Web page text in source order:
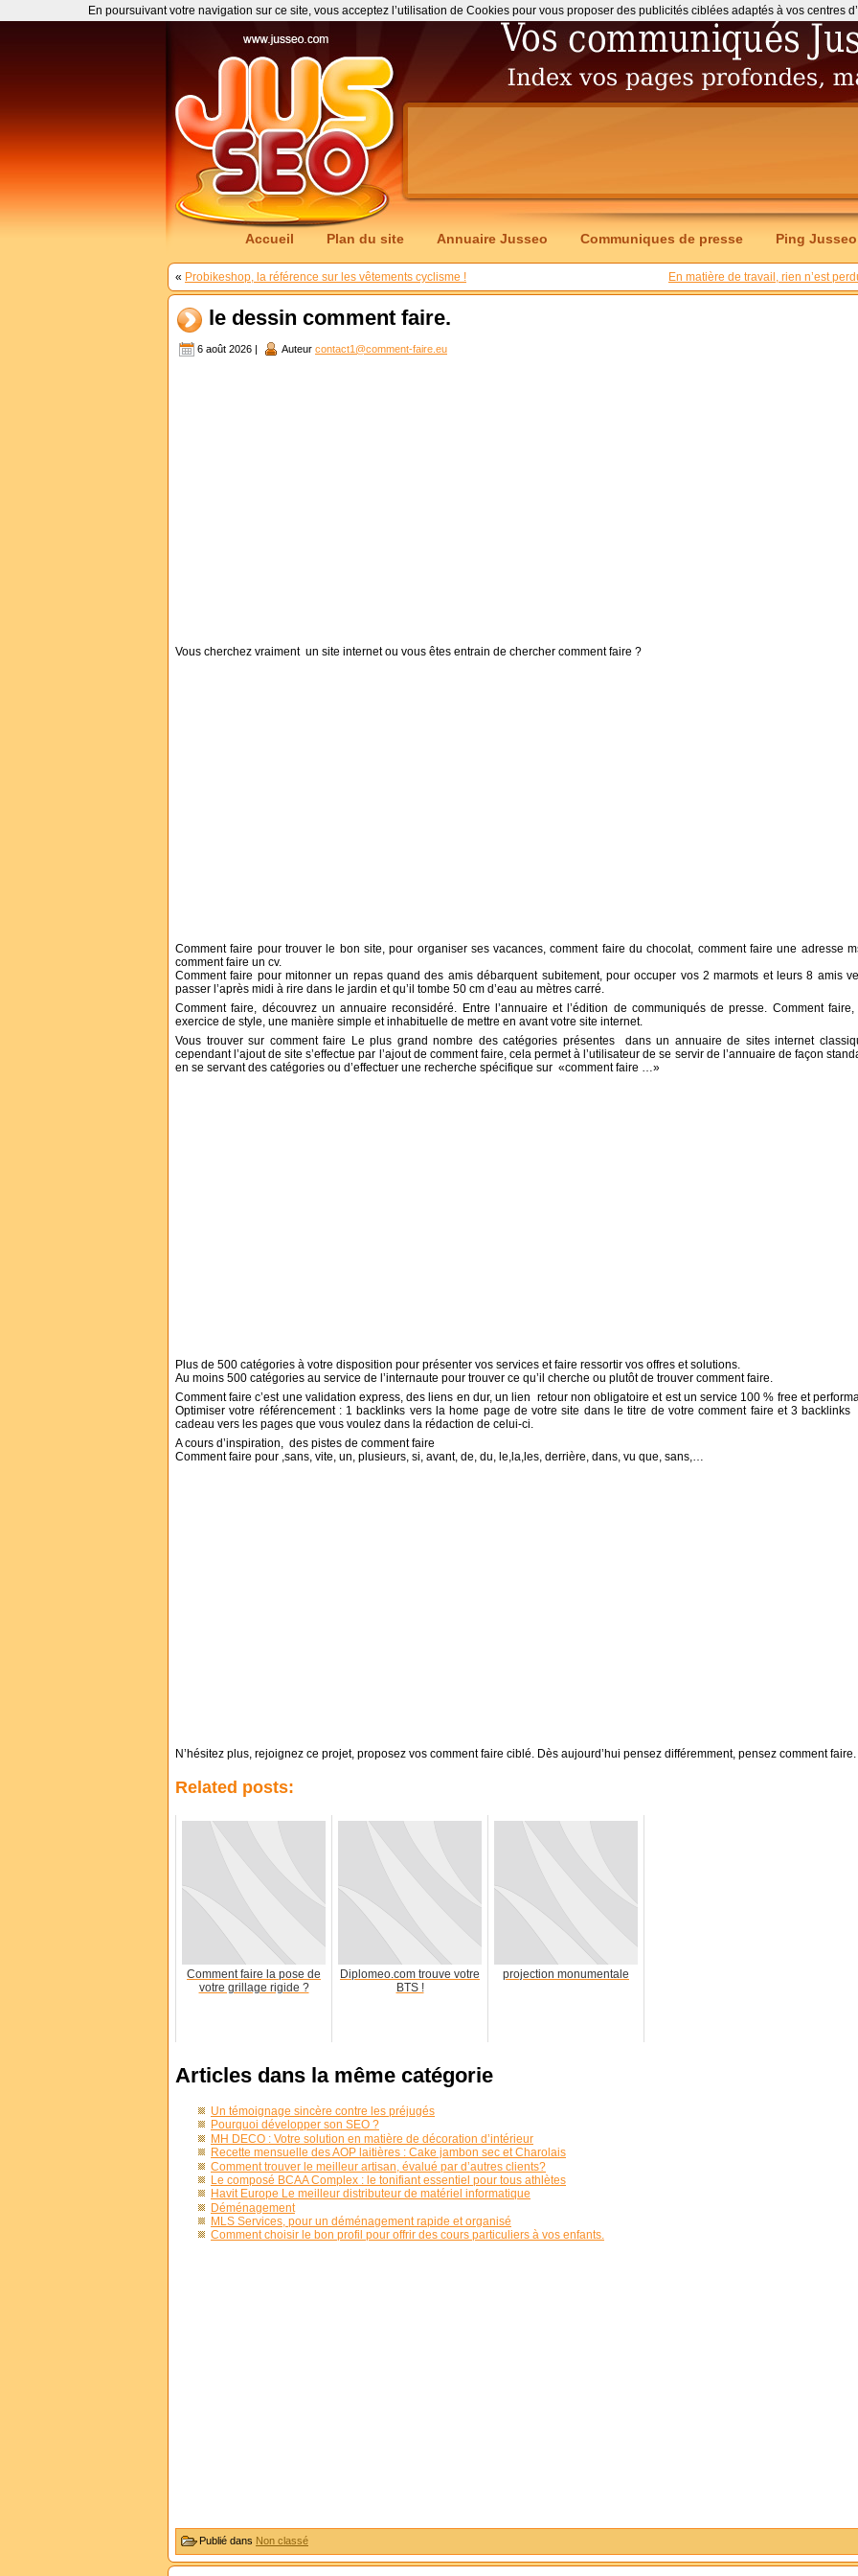
Accueil Plan du site Annuaire Jusseo Communiques de presse Ping Jusseo
« Probikeshop, la référence sur les vêtements cyclisme ! En matière de travail, rien n’est
le dessin comment faire.
6 août 2026 | Auteur contact1@comment-faire.eu
Vous cherchez vraiment un site internet ou vous êtes entrain de chercher comment faire ?
Comment faire pour trouver le bon site, pour organiser ses vacances, comment faire du chocolat, comment faire une adresse
comment faire un cv.
Comment faire pour mitonner un repas quand des amis débarquent subitement, pour occuper vos 2 marmots et leurs 8 amis
passer l’après midi à rire dans le jardin et qu’il tombe 50 cm d’eau au mètres carré.
Comment faire, découvrez un annuaire reconsidéré. Entre l’annuaire et l’édition de communiqués de presse. Comment faire,
exercice de style, une manière simple et inhabituelle de mettre en avant votre site internet.
Vous trouver sur comment faire Le plus grand nombre des catégories présentes dans un annuaire de sites internet
cependant l’ajout de site s’effectue par l’ajout de comment faire, cela permet à l’utilisateur de se servir de l’annuaire de façon
en se servant des catégories ou d’effectuer une recherche spécifique sur «comment faire …»
Plus de 500 catégories à votre disposition pour présenter vos services et faire ressortir vos offres et solutions.
Au moins 500 catégories au service de l’internaute pour trouver ce qu’il cherche ou plutôt de trouver comment faire.
Comment faire c’est une validation express, des liens en dur, un lien retour non obligatoire et est un service 100 % free et
Optimiser votre référencement : 1 backlinks vers la home page de votre site dans le titre de votre comment faire et 3 backlinks
cadeau vers les pages que vous voulez dans la rédaction de celui-ci.
A cours d’inspiration, des pistes de comment faire
Comment faire pour ,sans, vite, un, plusieurs, si, avant, de, du, le,la,les, derrière, dans, vu que, sans,…
N’hésitez plus, rejoignez ce projet, proposez vos comment faire ciblé. Dès aujourd’hui pensez différemment, pensez comment faire.
Related posts:
Comment faire la pose de
votre grillage rigide ?
Diplomeo.com trouve votre
BTS !
projection monumentale
Articles dans la même catégorie
Un témoignage sincère contre les préjugés
Pourquoi développer son SEO ?
MH DECO : Votre solution en matière de décoration d’intérieur
Recette mensuelle des AOP laitières : Cake jambon sec et Charolais
Comment trouver le meilleur artisan, évalué par d’autres clients?
Le composé BCAA Complex : le tonifiant essentiel pour tous athlètes
Havit Europe Le meilleur distributeur de matériel informatique
Déménagement
MLS Services, pour un déménagement rapide et organisé
Comment choisir le bon profil pour offrir des cours particuliers à vos enfants.
Publié dans Non classé
En poursuivant votre navigation sur ce site, vous acceptez l’utilisation de Cookies pour vous proposer des publicités ciblées adaptés à vos centres